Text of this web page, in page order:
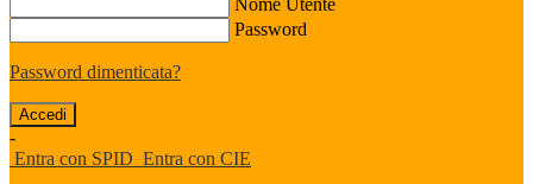
Nome Utente
Password
Password dimenticata?
-
Entra con SPID Entra con CIE